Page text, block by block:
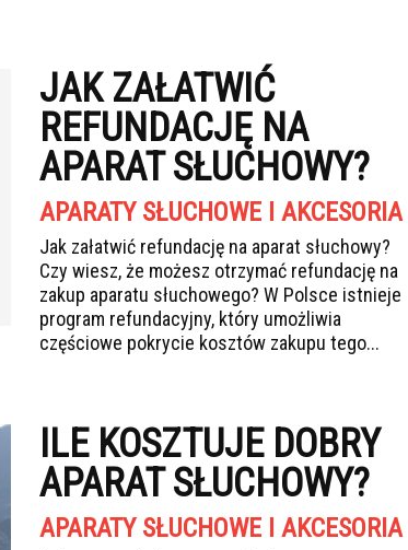
JAK ZAŁATWIĆ
REFUNDACJĘ NA
APARAT SŁUCHOWY?
APARATY SŁUCHOWE I AKCESORIA
Jak załatwić refundację na aparat słuchowy?
Czy wiesz, że możesz otrzymać refundację na
zakup aparatu słuchowego? W Polsce istnieje
program refundacyjny, który umożliwia
częściowe pokrycie kosztów zakupu tego...
ILE KOSZTUJE DOBRY
APARAT SŁUCHOWY?
APARATY SŁUCHOWE I AKCESORIA